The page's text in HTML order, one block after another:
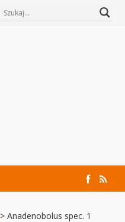
>Anadenobolus spec. 1